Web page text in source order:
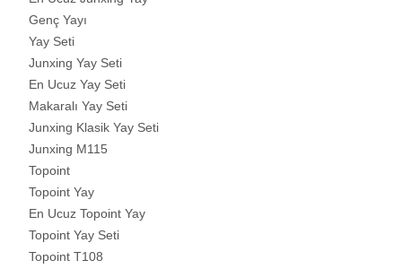
Genç Yayı
Yay Seti
Junxing Yay Seti
En Ucuz Yay Seti
Makaralı Yay Seti
Junxing Klasik Yay Seti
Junxing M115
Topoint
Topoint Yay
En Ucuz Topoint Yay
Topoint Yay Seti
Topoint T108